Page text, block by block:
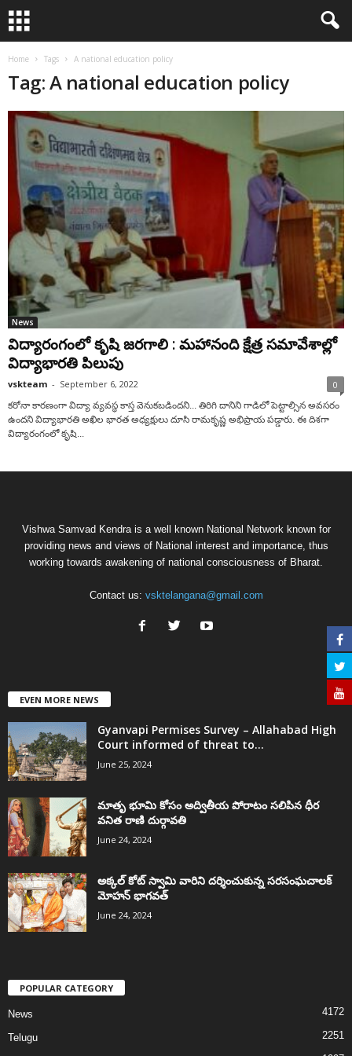
Home Tags A national education policy
Tag: A national education policy
News
విద్యారంగంలో కృషి జ‌ర‌గాలి : మ‌హానంది క్షేత్ర స‌మావేశాల్లో
విద్యాభార‌తి పిలుపు
vskteam - September 6, 2022 0
కరోనా కారణంగా విద్యా వ్యవస్థ కాస్త వెనుకబడిందని... తిరిగి దానిని గాడిలో పెట్టాల్సిన అవ‌స‌రం
ఉంద‌ని విద్యాభార‌తి అఖిల భార‌త అధ్య‌క్షులు దూసి రామ‌కృష్ణ అభిప్రాయ ప‌డ్డారు. ఈ దిశ‌గా
విద్యారంగంలో కృషి...
Vishwa Samvad Kendra is a well known National Network known for
providing news and views of National interest and importance, thus
working towards awakening of national consciousness of Bharat.
Contact us: vsktelangana@gmail.com
EVEN MORE NEWS
Gyanvapi Permises Survey – Allahabad High
Court informed of threat to...
June 25, 2024
మాతృ భూమి కోసం అద్వితీయ పోరాటం సలిపిన ధీర
వనిత రాణి దుర్గావతి
June 24, 2024
అక్కల్‌ కోట్‌ స్వామి వారిని దర్శించుకున్న సరసంఘచాలక్
మోహన్ భాగవత్
June 24, 2024
POPULAR CATEGORY
News 4172
Telugu 2251